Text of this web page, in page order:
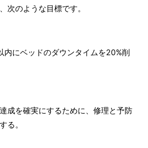
次のような目標です。
内にベッドのダウンタイムを20%削
成を確実にするために、修理と予防
る。